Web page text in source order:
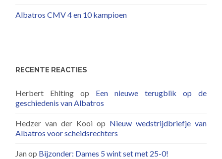
Albatros CMV 4 en 10 kampioen
RECENTE REACTIES
Herbert Ehlting op Een nieuwe terugblik op de
geschiedenis van Albatros
Hedzer van der Kooi op Nieuw wedstrijdbriefje van
Albatros voor scheidsrechters
Janop Bijzonder: Dames 5 wint set met 25-0!